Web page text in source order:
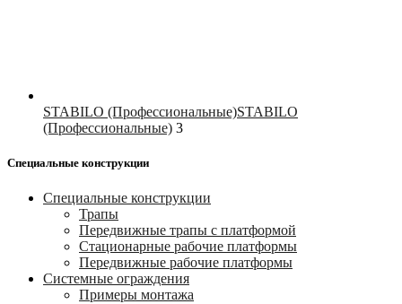
STABILO (Профессиональные)STABILO
(Профессиональные) 3
Специальные конструкции
Специальные конструкции
Трапы
Передвижные трапы с платформой
Стационарные рабочие платформы
Передвижные рабочие платформы
Системные ограждения
Примеры монтажа